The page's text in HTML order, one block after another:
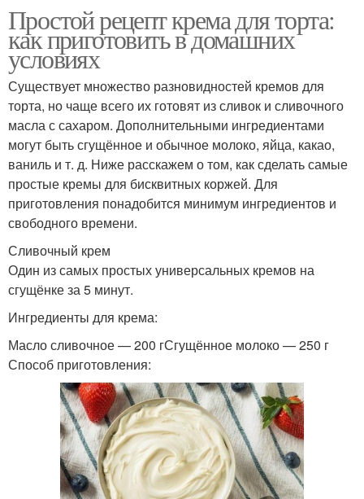
Простой рецепт крема для торта:
как приготовить в домашних
условиях
Существует множество разновидностей кремов для
торта, но чаще всего их готовят из сливок и сливочного
масла с сахаром. Дополнительными ингредиентами
могут быть сгущённое и обычное молоко, яйца, какао,
ваниль и т. д. Ниже расскажем о том, как сделать самые
простые кремы для бисквитных коржей. Для
приготовления понадобится минимум ингредиентов и
свободного времени.
Сливочный крем
Один из самых простых универсальных кремов на
сгущёнке за 5 минут.
Ингредиенты для крема:
Масло сливочное — 200 гСгущённое молоко — 250 г
Способ приготовления: